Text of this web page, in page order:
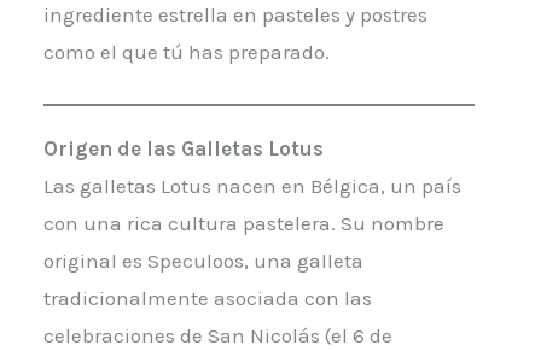
ingrediente estrella en pasteles y postres
como el que tú has preparado.
Origen de las Galletas Lotus
Las galletas Lotus nacen en Bélgica, un país
con una rica cultura pastelera. Su nombre
original es Speculoos, una galleta
tradicionalmente asociada con las
celebraciones de San Nicolás (el 6 de